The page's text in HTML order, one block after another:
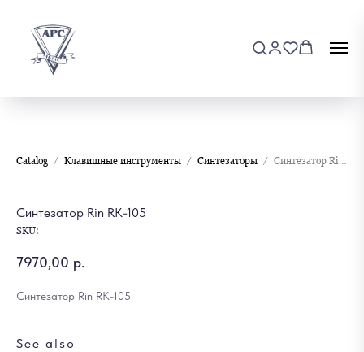
Catalog Клавишные инструменты Синтезаторы Синтезатор Rin RK-105
Синтезатор Rin RK-105
SKU:
7970,00 р.
Синтезатор Rin RK-105
See also